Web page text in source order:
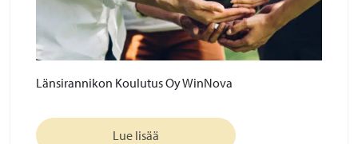
Länsirannikon Koulutus Oy WinNova
Lue lisää